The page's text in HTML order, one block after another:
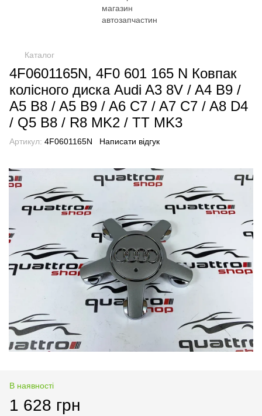
Каталог
4F0601165N, 4F0 601 165 N Ковпак
колісного диска Audi A3 8V / A4 B9 /
A5 B8 / A5 B9 / A6 C7 / A7 C7 / A8 D4
/ Q5 B8 / R8 MK2 / TT MK3
Артикул: 4F0601165N Написати відгук
В наявності
1 628 грн